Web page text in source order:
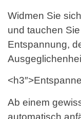
Widmen Sie
und tauchen
Entspannung,
Ab einem
automatisch